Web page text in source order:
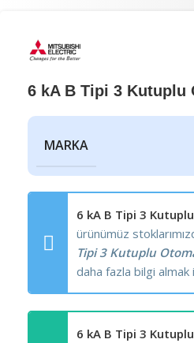
6 kA B Tipi 3 Kutuplu
MARKA
6 kA B Tipi 3
ürünümüz
Tipi 3 Kutuplu
daha fazla bilgi almak
6 kA B Tipi 3